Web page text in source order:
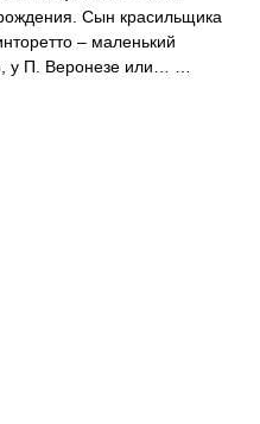
Сын красильщика
– маленький
у П. Веронезе или… …